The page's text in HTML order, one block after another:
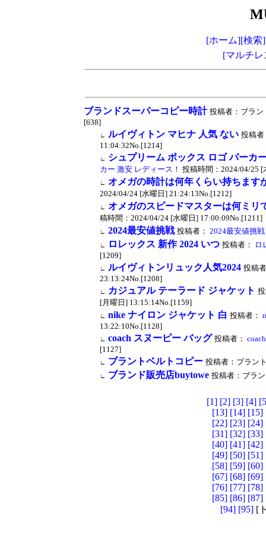
[ホーム][検索]
[マルチ
ブランドスーパーコピー時計 投稿者：ブラン
[638]
∟ ルイヴィトン マヒナ 人気 ない 投稿者
11:04:32No.[1214]
∟ シュプリーム ボックス ロゴ パーカ
カー 激安 レディース！ 投稿時間：2024/04/25
∟ オメガの時計は何年くらい持ちます
2024/04/24 [水曜日] 21:24:13No.[1212]
∟ オメガのスピードマスターは何ミリ
稿時間：2024/04/24 [水曜日] 17:00:09No.[1211]
∟ 2024最安値挑戦 投稿者： 2024最安値挑戦
∟ ロレックス 新作 2024 いつ 投稿者：
ロ
[1209]
∟ ルイヴィトンリュック人気2024 投稿
23:13:24No.[1208]
∟ カジュアル テーラード ジャケット
[月曜日] 13:15:14No.[1159]
∟ nike ナイロン ジャケット 白 投稿者：
13:22:10No.[1128]
∟ coach スヌーピー バッグ 投稿者：
[1127]
∟ ブラントベルトコピー 投稿者：ブラン
∟ ブランド販売店buytowe 投稿者：ブラ
[1] [2] [3] [4]
[13] [14] [15]
[22] [23] [24]
[31] [32] [33]
[40] [41] [42]
[49] [50] [51]
[58] [59] [60]
[67] [68] [69]
[76] [77] [78]
[85] [86] [87]
[94] [95] [